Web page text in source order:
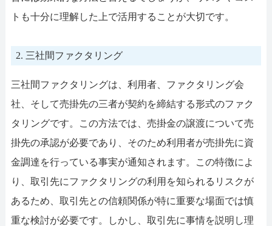
トも十分に理解した上で活用することが大切です。
2. 三社間ファクタリング
三社間ファクタリングは、利用者、ファクタリング会
社、そして売掛先の三者が契約を締結する形式のファク
タリングです。この方法では、売掛金の譲渡について売
掛先の承認が必要であり、そのため利用者が売掛先に資
金調達を行っている事実が通知されます。この特徴によ
り、取引先にファクタリングの利用を知られるリスクが
あるため、取引先との信頼関係が特に重要な場面では慎
重な検討が必要です。しかし、取引先に事情を説明し理